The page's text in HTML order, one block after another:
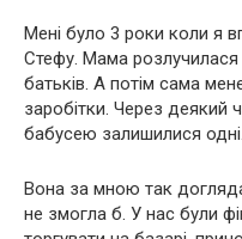
Мені було 3 роки коли я
Стефу. Мама розлучилася
батьків. А потім сама
заробітки. Через деякий
бабусею залишилися одні.
Вона за мною так
не змогла б. У нас були